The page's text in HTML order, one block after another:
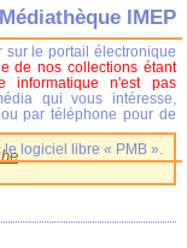
Médiathèque IMEP
sur le portail électronique
de nos collections étant
informatique n'est pas
qui vous intéresse,
par téléphone pour de
logiciel libre « PMB ».